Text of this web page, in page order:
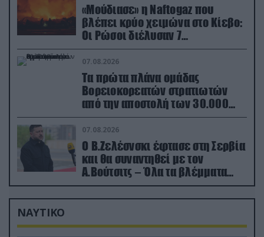
«Μούδιασε» η Naftogaz που
βλέπει κρύο χειμώνα στο Κίεβο:
Οι Ρώσοι διέλυσαν 7
εγκαταστάσεις του ουκρανικού
κολοσσού!
07.08.2026
Τα πρώτα πλάνα ομάδας
Βορειοκορεατών στρατιωτών
από την αποστολή των 30.000
που έφτασαν στη Ρωσία (βίντεο)
07.08.2026
Ο Β.Ζελέσνσκι έφτασε στη Σερβία
και θα συναντηθεί με τον
Α.Βούτσιτς – Όλα τα βλέμματα
στις σχέσεις με τη Ρωσία
ΝΑΥΤΙΚΟ